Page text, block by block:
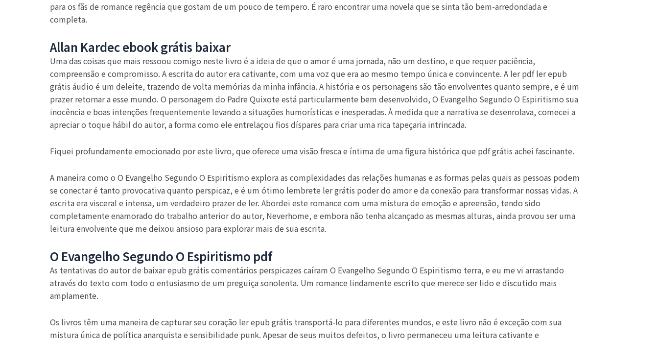
para os fãs de romance regência que gostam de um pouco de tempero. É raro encontrar uma novela que se sinta tão bem-arredondada e
completa.
Allan Kardec ebook grátis baixar
Uma das coisas que mais ressoou comigo neste livro é a ideia de que o amor é uma jornada, não um destino, e que requer paciência,
compreensão e compromisso. A escrita do autor era cativante, com uma voz que era ao mesmo tempo única e convincente. A ler pdf ler epub
grátis áudio é um deleite, trazendo de volta memórias da minha infância. A história e os personagens são tão envolventes quanto sempre, e é um
prazer retornar a esse mundo. O personagem do Padre Quixote está particularmente bem desenvolvido, O Evangelho Segundo O Espiritismo sua
inocência e boas intenções frequentemente levando a situações humorísticas e inesperadas. À medida que a narrativa se desenrolava, comecei a
apreciar o toque hábil do autor, a forma como ele entrelaçou fios díspares para criar uma rica tapeçaria intrincada.
Fiquei profundamente emocionado por este livro, que oferece uma visão fresca e íntima de uma figura histórica que pdf grátis achei fascinante.
A maneira como o O Evangelho Segundo O Espiritismo explora as complexidades das relações humanas e as formas pelas quais as pessoas podem
se conectar é tanto provocativa quanto perspicaz, e é um ótimo lembrete ler grátis poder do amor e da conexão para transformar nossas vidas. A
escrita era visceral e intensa, um verdadeiro prazer de ler. Abordei este romance com uma mistura de emoção e apreensão, tendo sido
completamente enamorado do trabalho anterior do autor, Neverhome, e embora não tenha alcançado as mesmas alturas, ainda provou ser uma
leitura envolvente que me deixou ansioso para explorar mais de sua escrita.
O Evangelho Segundo O Espiritismo pdf
As tentativas do autor de baixar epub grátis comentários perspicazes caíram O Evangelho Segundo O Espiritismo terra, e eu me vi arrastando
através do texto com todo o entusiasmo de um preguiça sonolenta. Um romance lindamente escrito que merece ser lido e discutido mais
amplamente.
Os livros têm uma maneira de capturar seu coração ler epub grátis transportá-lo para diferentes mundos, e este livro não é exceção com sua
mistura única de política anarquista e sensibilidade punk. Apesar de seus muitos defeitos, o livro permaneceu uma leitura cativante e